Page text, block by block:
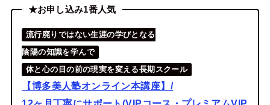
★お申し込み1番人気
流行廃りではない生涯の学びとなる
陰陽の知識を学んで
体と心の目の前の現実を変える長期スクール
【博多美人塾オンライン本講座】/